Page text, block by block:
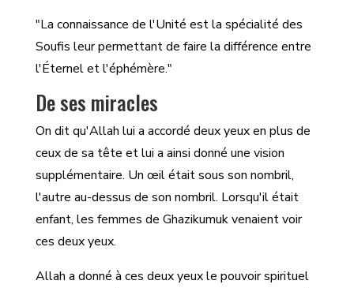
"La connaissance de l'Unité est la spécialité des
Soufis leur permettant de faire la différence entre
l'Éternel et l'éphémère."
De ses miracles
On dit qu'Allah lui a accordé deux yeux en plus de
ceux de sa tête et lui a ainsi donné une vision
supplémentaire. Un œil était sous son nombril,
l'autre au-dessus de son nombril. Lorsqu'il était
enfant, les femmes de Ghazikumuk venaient voir
ces deux yeux.
Allah a donné à ces deux yeux le pouvoir spirituel